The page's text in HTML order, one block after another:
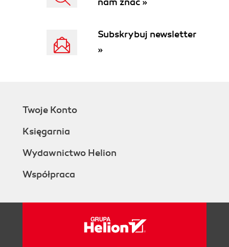
Subskrybuj newsletter
»
Twoje Konto
Księgarnia
Wydawnictwo Helion
Współpraca